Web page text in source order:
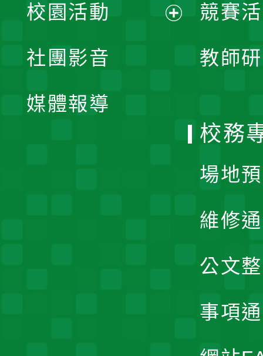
競賽
教師
開
校園活動
社團影音
媒體報導
校務
場地
維修
公文
事項